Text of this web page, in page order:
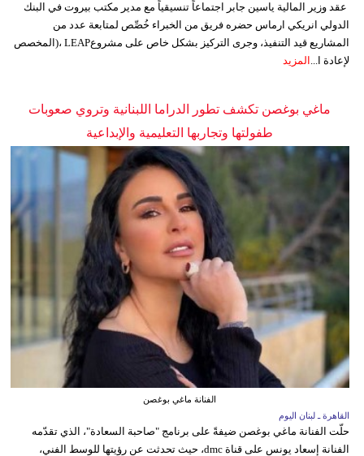
عقد وزير المالية ياسين جابر اجتماعاً تنسيقياً مع مدير مكتب بيروت في البنك
الدولي انريكي ارماس حضره فريق من الخبراء خُصِّص لمتابعة عدد من
المشاريع قيد التنفيذ، وجرى التركيز بشكل خاص على مشروعLEAP ،(المخصص
لإعادة ا... المزيد
ماغي بوغصن تكشف تطور الدراما اللبنانية وتروي صعوبات
طفولتها وتجاربها التعليمية والإبداعية
الفنانة ماغي بوغصن
القاهرة ـ لبنان اليوم
حلّت الفنانة ماغي بوغصن ضيفةً على برنامج "صاحبة السعادة"، الذي تقدّمه
الفنانة إسعاد يونس على قناة dmc، حيث تحدثت عن رؤيتها للوسط الفني،